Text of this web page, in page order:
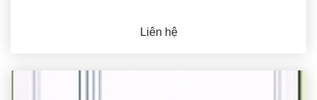
Liên hệ